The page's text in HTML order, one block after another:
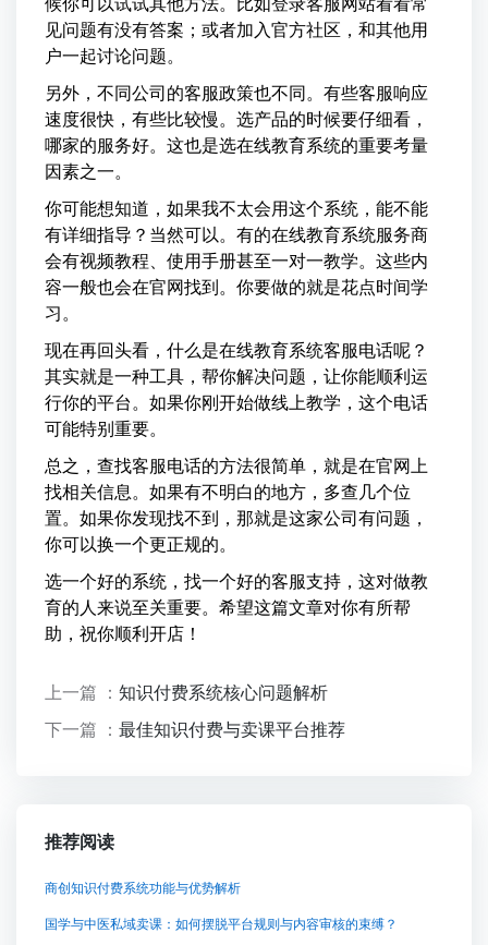
见问题有没有答案；或者加入官方社区，和其他用
户一起讨论问题。
另外，不同公司的客服政策也不同。有些客服响应
速度很快，有些比较慢。选产品的时候要仔细看，
哪家的服务好。这也是选在线教育系统的重要考量
因素之一。
你可能想知道，如果我不太会用这个系统，能不能
有详细指导？当然可以。有的在线教育系统服务商
会有视频教程、使用手册甚至一对一教学。这些内
容一般也会在官网找到。你要做的就是花点时间学
习。
现在再回头看，什么是在线教育系统客服电话呢？
其实就是一种工具，帮你解决问题，让你能顺利运
行你的平台。如果你刚开始做线上教学，这个电话
可能特别重要。
总之，查找客服电话的方法很简单，就是在官网上
找相关信息。如果有不明白的地方，多查几个位
置。如果你发现找不到，那就是这家公司有问题，
你可以换一个更正规的。
选一个好的系统，找一个好的客服支持，这对做教
育的人来说至关重要。希望这篇文章对你有所帮
助，祝你顺利开店！
上一篇 ： 知识付费系统核心问题解析
下一篇 ： 最佳知识付费与卖课平台推荐
推荐阅读
商创知识付费系统功能与优势解析
国学与中医私域卖课：如何摆脱平台规则与内容审核的束缚？